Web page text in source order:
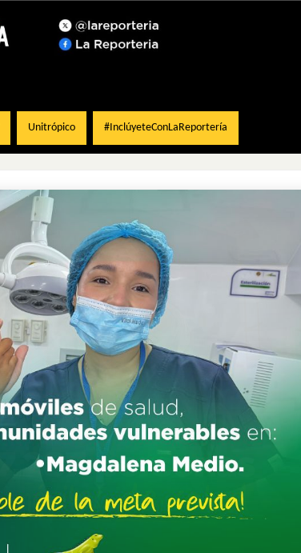
Unitrópico #InclúyeteConLaReportería